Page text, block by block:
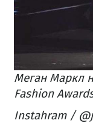
Меган Маркл
Fashion
Instahram /